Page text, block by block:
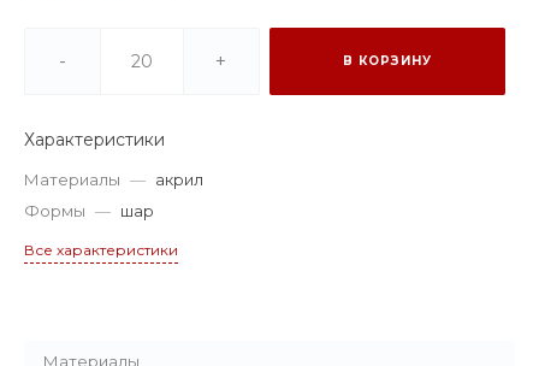
- + В КОРЗИНУ
Характеристики
Материалы — акрил
Формы — шар
Все характеристики
Материалы